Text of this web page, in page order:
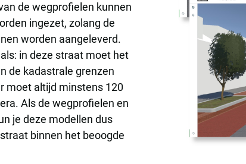
de wegprofielen kunnen
ingezet, zolang de
worden aangeleverd.
in deze straat moet het
de kadastrale grenzen
moet altijd minstens 120
Als de wegprofielen en
je deze modellen dus
binnen het beoogde